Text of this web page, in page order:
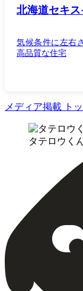
北海道セキ
気候条件に左右
高品質な住宅
メディア掲載 ト
タテロウく